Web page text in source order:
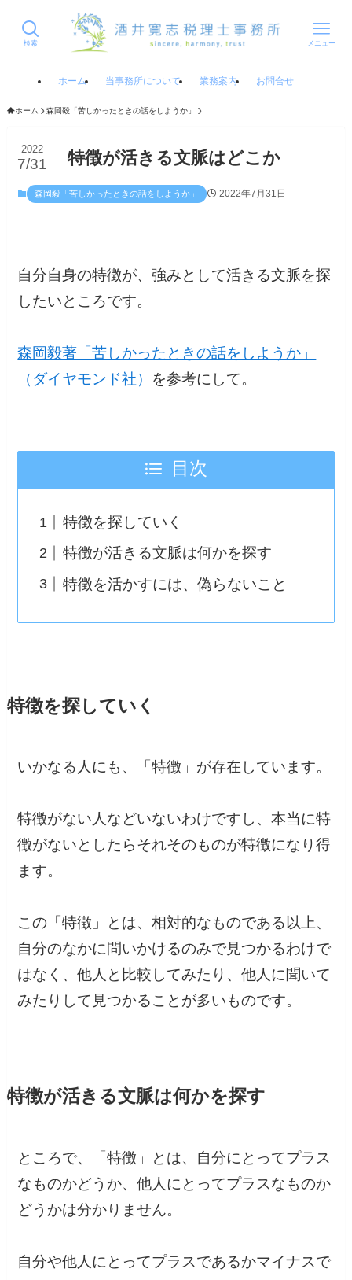
検索 メニュー
ホーム 当事務所について 業務案内 お問合せ
ホーム 森岡毅「苦しかったときの話をしようか」
特徴が活きる文脈はどこか
2022
7/31
森岡毅「苦しかったときの話をしようか」 2022年7月31日
自分自身の特徴が、強みとして活きる文脈を探
したいところです。
森岡毅著「苦しかったときの話をしようか」
（ダイヤモンド社） を参考にして。
目次
特徴を探していく
特徴が活きる文脈は何かを探す
特徴を活かすには、偽らないこと
特徴を探していく
いかなる人にも、「特徴」が存在しています。
特徴がない人などいないわけですし、本当に特
徴がないとしたらそれそのものが特徴になり得
ます。
この「特徴」とは、相対的なものである以上、
自分のなかに問いかけるのみで見つかるわけで
はなく、他人と比較してみたり、他人に聞いて
みたりして見つかることが多いものです。
特徴が活きる文脈は何かを探す
ところで、「特徴」とは、自分にとってプラス
なものかどうか、他人にとってプラスなものか
どうかは分かりません。
自分や他人にとってプラスであるかマイナスで